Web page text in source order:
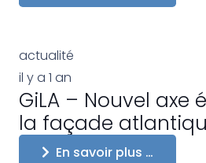
actualité
il y a 1 an
GiLA – Nouvel axe
la façade
En savoir plus …